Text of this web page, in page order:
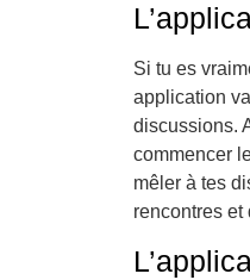
Si tu es
application
discussions.
commencer
mêler à tes
rencontres et